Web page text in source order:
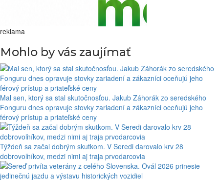
reklama
Mohlo by vás zaujímať
Mal sen, ktorý sa stal skutočnosťou. Jakub Záhorák zo seredského
Fonguru dnes opravuje stovky zariadení a zákazníci oceňujú jeho
férový prístup a priateľské ceny
Týždeň sa začal dobrým skutkom. V Seredi darovalo krv 28
dobrovoľníkov, medzi nimi aj traja prvodarcovia